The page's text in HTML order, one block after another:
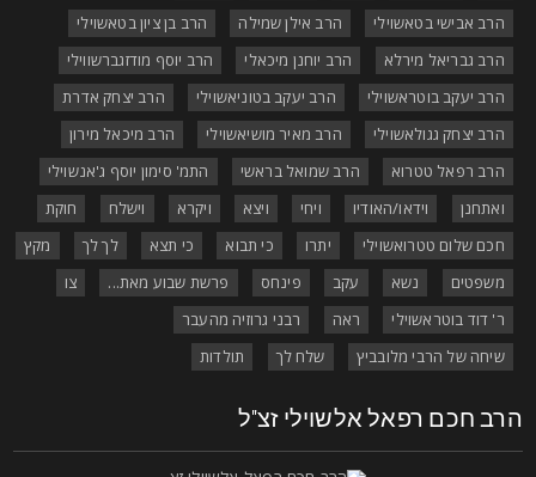
הרב אבישי בטאשוילי
הרב אילן שמילה
הרב בן ציון בטאשוילי
הרב גבריאל מירלא
הרב יוחנן מיכאלי
הרב יוסף מודזגברשווילי
הרב יעקב בוטראשוילי
הרב יעקב בטוניאשוילי
הרב יצחק אדרת
הרב יצחק גגולאשוילי
הרב מאיר מושיאשוילי
הרב מיכאל מירון
הרב רפאל טטרוא
הרב שמואל בראשי
התמ' סימון יוסף ג'אנשוילי
ואתחנן
וידאו/האודיו ויחי ויצא ויקרא וישלח
חוקת
חכם שלום טטרואשוילי
יתרו כי תבוא כי תצא לך לך
מקץ
משפטים
נשא עקב פינחס פרשת שבוע מאת...
ר' דוד בוטראשוילי
ראה
רבני גרוזיה מהעבר
שיחה של הרבי מלובביץ
שלח לך תולדות
חכם רפאל אלשוילי זצ"ל